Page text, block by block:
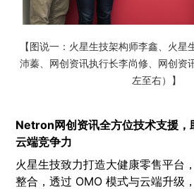
【图说一：火星生技架构师李鑫、火星
沛蓁、网创资讯执行长李尚修、网创资
左至右）】
Netron网创资讯全方位技术支援，
云端竞争力
火星生技致力打造大健康零售平台
整合，透过 OMO 模式与云端升级